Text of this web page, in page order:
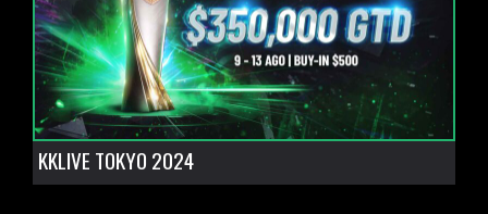
KKLIVE TOKYO 2024